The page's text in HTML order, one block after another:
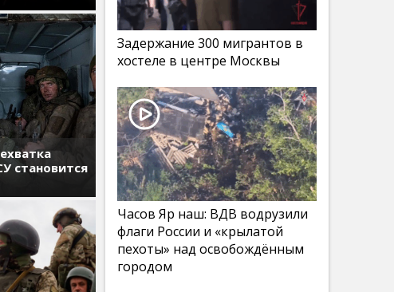
становится
Задержание 300 мигрантов в
хостеле в центре Москвы
Часов Яр наш: ВДВ водрузили
флаги России и «крылатой
пехоты» над освобождённым
городом